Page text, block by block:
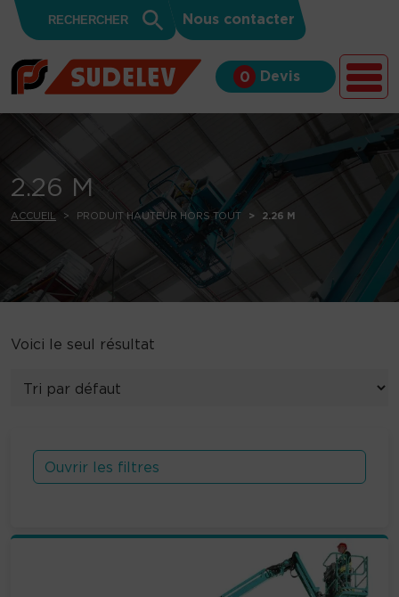
Skip to content
for:
Search
Button
Nous contacter
0 Devis
2.26 M
ACCUEIL PRODUIT HAUTEUR HORS TOUT 2.26 M
Voici le seul résultat
Ouvrir les filtres